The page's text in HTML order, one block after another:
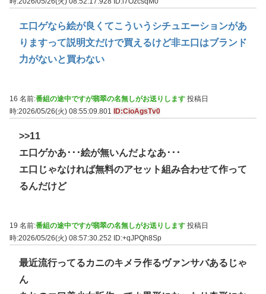
エ口ゲなら絵が良くてこういうシチュエーションがあ
りますって説明文だけで買えるけど非エ口はブランド
力がないと買わない
16 名前:番組の途中ですが翡翠の名無しがお送りします 投稿日
時:2026/05/26(火) 08:55:09.801
ID:CioAgsTv0
>>11
エ口ゲかあ･･･絵が無いんだよなあ･･･
エ口じゃなければ無料のアセット組み合わせて作って
るんだけど
19 名前:番組の途中ですが翡翠の名無しがお送りします 投稿日
時:2026/05/26(火) 08:57:30.252 ID:+qJPQh8Sp
最近流行ってるカニのキメラ作るヴァンサバあるじゃ
ん